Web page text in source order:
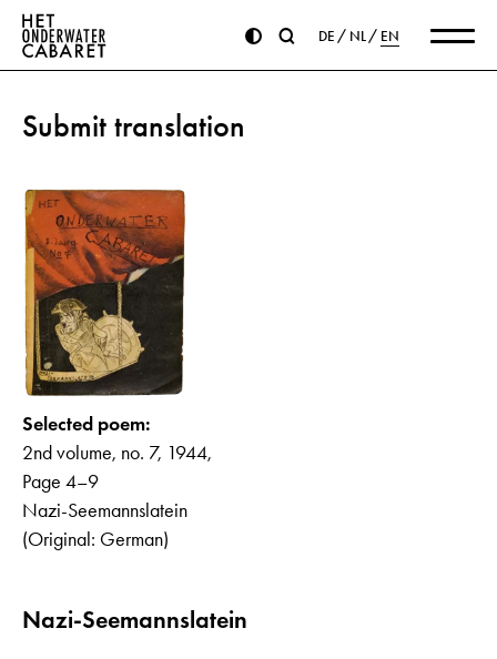
DE NL EN
Submit translation
Selected poem:
2nd volume, no. 7, 1944,
Page 4–9
Nazi-Seemannslatein
(Original: German)
Nazi-Seemannslatein